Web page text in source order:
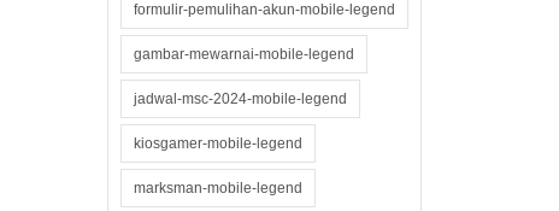
formulir-pemulihan-akun-mobile-legend
gambar-mewarnai-mobile-legend
jadwal-msc-2024-mobile-legend
kiosgamer-mobile-legend
marksman-mobile-legend